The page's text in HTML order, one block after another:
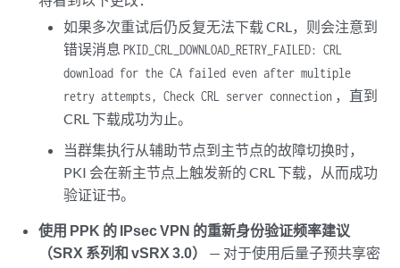
如果多次重试后仍反复无法下载 CRL，则会注意到
错误消息 PKID_CRL_DOWNLOAD_RETRY_FAILED: CRL
download for the CA failed even after multiple
retry attempts, Check CRL server connection，直到
CRL 下载成功为止。
当群集执行从辅助节点到主节点的故障切换时，
PKI 会在新主节点上触发新的 CRL 下载，从而成功
验证证书。
使用 PPK 的 IPsec VPN 的重新身份验证频率建议
（SRX 系列和 vSRX 3.0）
— 对于使用后量子预共享密